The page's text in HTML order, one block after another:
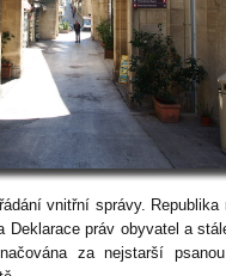
vnitřní správy.
Deklarace práv obyvatel a
za nejstarší